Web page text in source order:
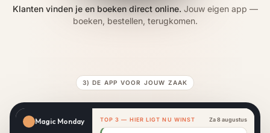
Klanten vinden je en boeken direct online. Jouw eigen app —
boeken, bestellen, terugkomen.
3) DE APP VOOR JOUW ZAAK
Magic Monday TOP 3 — HIER LIGT NU WINST Za 8 augustus